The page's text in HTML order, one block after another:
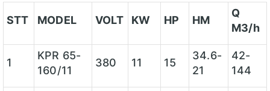
STT MODEL VOLT KW HP HM
Q
M3/h
1
KPR 65-
160/11
380 11 15
34.6-
21
42-
144